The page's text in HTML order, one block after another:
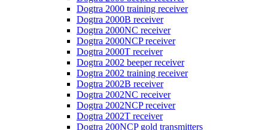
Dogtra 2000 training receiver
Dogtra 2000B receiver
Dogtra 2000NC receiver
Dogtra 2000NCP receiver
Dogtra 2000T receiver
Dogtra 2002 beeper receiver
Dogtra 2002 training receiver
Dogtra 2002B receiver
Dogtra 2002NC receiver
Dogtra 2002NCP receiver
Dogtra 2002T receiver
Dogtra 200NCP gold transmitters